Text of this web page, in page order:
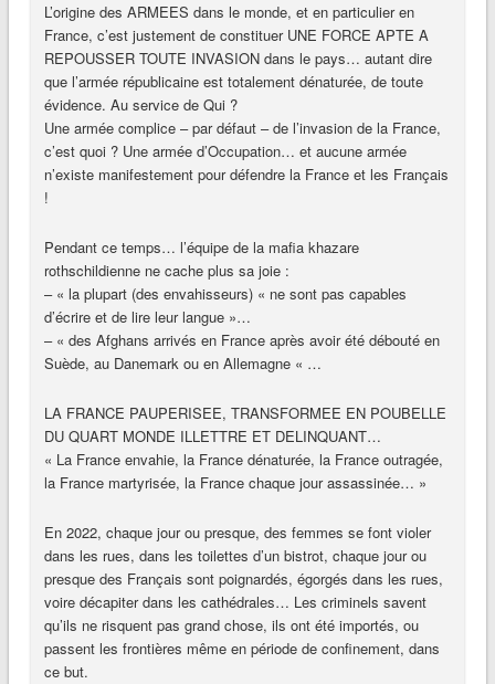
L’origine des ARMEES dans le monde, et en particulier en
France, c’est justement de constituer UNE FORCE APTE A
REPOUSSER TOUTE INVASION dans le pays… autant dire
que l’armée républicaine est totalement dénaturée, de toute
évidence. Au service de Qui ?
Une armée complice – par défaut – de l’invasion de la France,
c’est quoi ? Une armée d’Occupation… et aucune armée
n’existe manifestement pour défendre la France et les Français
!
Pendant ce temps… l’équipe de la mafia khazare
rothschildienne ne cache plus sa joie :
– « la plupart (des envahisseurs) « ne sont pas capables
d’écrire et de lire leur langue »…
– « des Afghans arrivés en France après avoir été débouté en
Suède, au Danemark ou en Allemagne « …
LA FRANCE PAUPERISEE, TRANSFORMEE EN POUBELLE
DU QUART MONDE ILLETTRE ET DELINQUANT…
« La France envahie, la France dénaturée, la France outragée,
la France martyrisée, la France chaque jour assassinée… »
En 2022, chaque jour ou presque, des femmes se font violer
dans les rues, dans les toilettes d’un bistrot, chaque jour ou
presque des Français sont poignardés, égorgés dans les rues,
voire décapiter dans les cathédrales… Les criminels savent
qu’ils ne risquent pas grand chose, ils ont été importés, ou
passent les frontières même en période de confinement, dans
ce but.